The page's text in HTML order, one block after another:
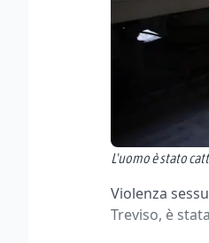
L'uomo è stato
Violenza
Treviso, è